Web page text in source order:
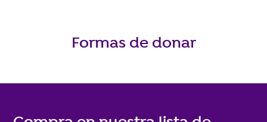
Formas de donar